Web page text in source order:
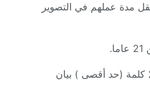
مدة عملهم في التصوير
المتطلبات : – 10 صور / 250 كلمة (حد أقصى ) بيان